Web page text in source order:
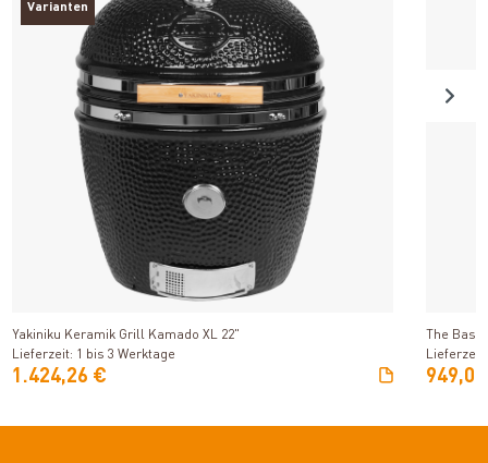
Varianten
Produkt ansehen
Yakiniku Keramik Grill Kamado XL 22"
Lieferzeit: 1 bis 3 Werktage
1.424,26 €
The